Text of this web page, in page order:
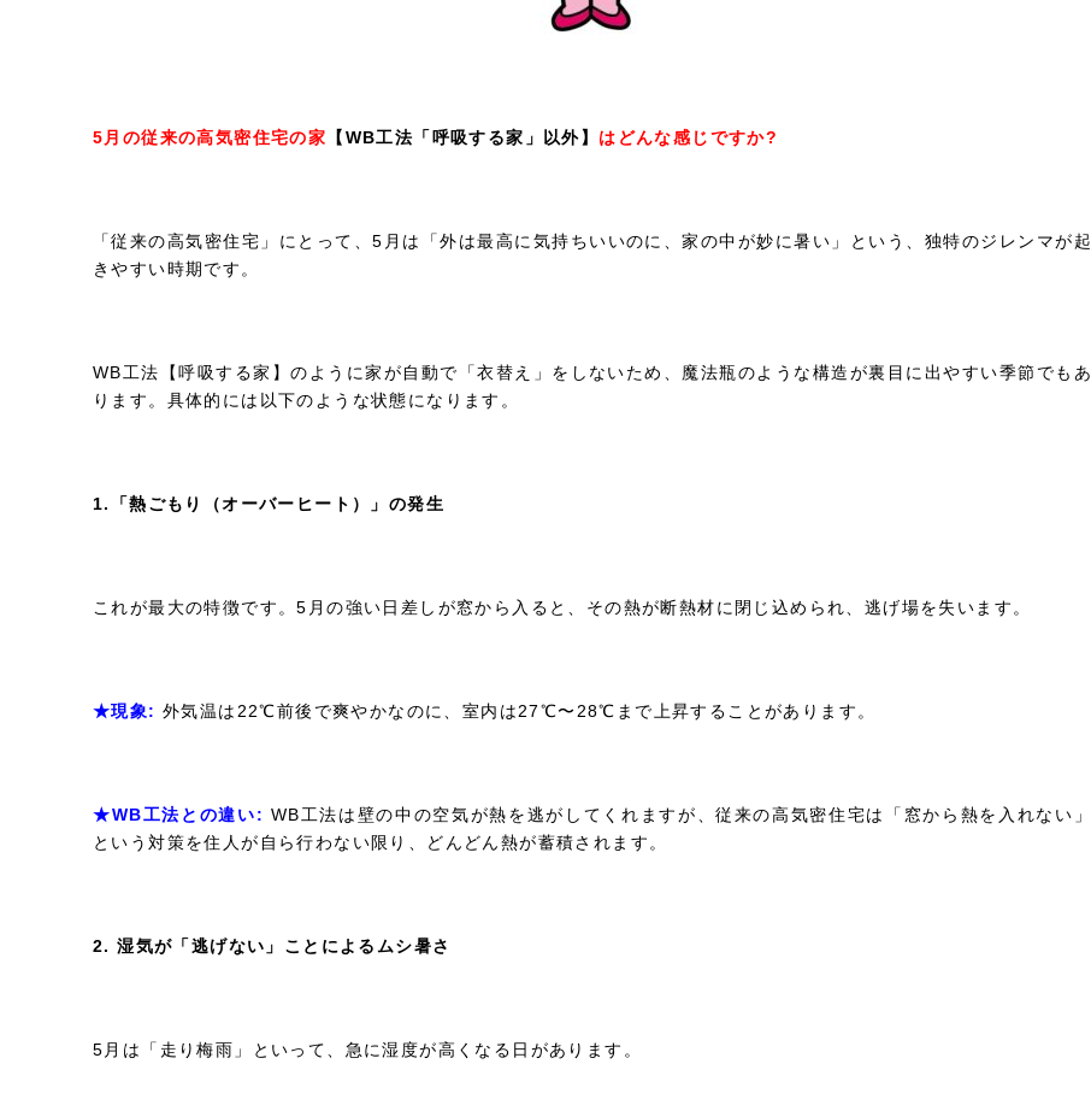
5月の従来の高気密住宅の家 【WB工法「呼吸する家」以外】 はどんな感じですか?
「従来の高気密住宅」にとって、5月は「外は最高に気持ちいいのに、家の中が妙に暑い」という、独特のジレンマが起
きやすい時期です。
WB工法【呼吸する家】のように家が自動で「衣替え」をしないため、魔法瓶のような構造が裏目に出やすい季節でもあ
ります。具体的には以下のような状態になります。
1. 「熱ごもり（オーバーヒート）」の発生
これが最大の特徴です。5月の強い日差しが窓から入ると、その熱が断熱材に閉じ込められ、逃げ場を失います。
★現象: 外気温は22℃前後で爽やかなのに、室内は27℃〜28℃まで上昇することがあります。
★WB工法との違い: WB工法は壁の中の空気が熱を逃がしてくれますが、従来の高気密住宅は「窓から熱を入れない」
という対策を住人が自ら行わない限り、どんどん熱が蓄積されます。
2. 湿気が「逃げない」ことによるムシ暑さ
5月は「走り梅雨」といって、急に湿度が高くなる日があります。